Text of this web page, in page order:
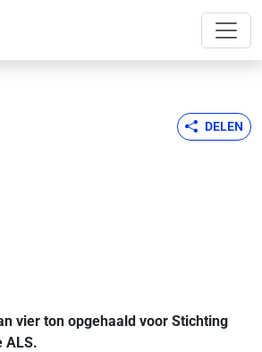
DELEN
vier ton opgehaald voor Stichting
ALS.